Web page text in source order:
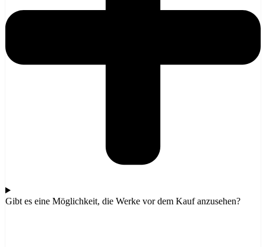
Gibt es eine Möglichkeit, die Werke vor dem Kauf anzusehen?